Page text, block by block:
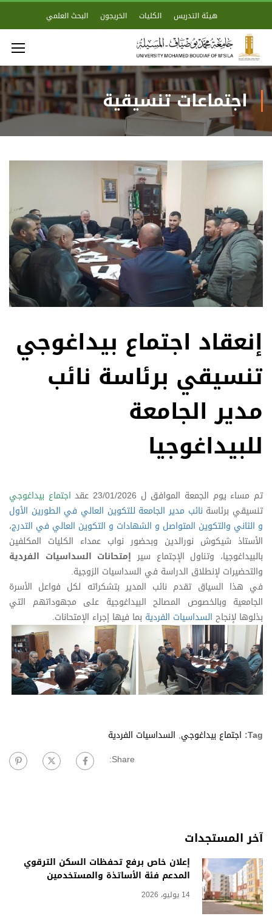
هيئة التدريس الكليات الخريجون البحث العلمي
اجتماعات تنسيقية
إنعقاد اجتماع بيداغوجي
تنسيقي برئاسة نائب
مدير الجامعة
للبيداغوجيا
تم مساء يوم الجمعة الموافق ل 23/01/2026 عقد
اجتماع بيداغوجي
تنسيقي برئاسة نائب مدير الجامعة للتكوين العالي في الطورين الأول
و الثاني والتكوين المتواصل و الشهادات و التكوين العالي في التدرج،
الأستاذ شيكوش نورالدين وبحضور نواب عمداء الكليات المكلفين
بالبيداغوجيا، وتناول الإجتماع سير إمتحانات السداسيات الفردية
والتحضيرات لإنطلاق الدراسة في السداسيات الزوجية.
في هذا السياق تقدم نائب المدير بتشكراته لكل فواعل الأسرة
الجامعية وبالخصوص المصالح البيداغوجية على مجهوداتهم التي
بذلوها لإنجاح السداسيات الفردية بما فيها إجراء الإمتحانات.
Tag: اجتماع بيداغوجي, السداسيات الفردية
Share:
آخر المستجدات
إعلان خاص برفع تحفظات السكن الترقوي
المدعم فئة الأساتذة والمستخدمين
14 يوليو، 2026